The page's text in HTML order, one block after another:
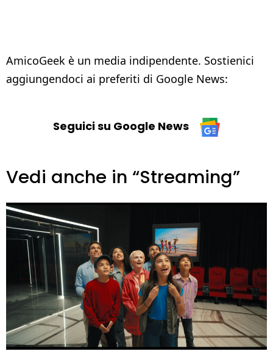
AmicoGeek è un media indipendente. Sostienici
aggiungendoci ai preferiti di Google News:
Seguici su Google News
Vedi anche in “Streaming”